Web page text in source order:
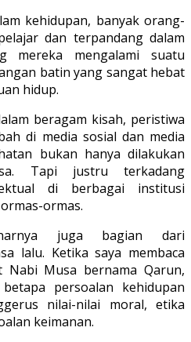
kehidupan, banyak orang-
dan terpandang dalam
mereka mengalami suatu
batin yang sangat hebat
hidup.
beragam kisah, peristiwa
di media sosial dan media
bukan hanya dilakukan
Tapi justru terkadang
di berbagai institusi
ormas.
juga bagian dari
lalu. Ketika saya membaca
Nabi Musa bernama Qarun,
persoalan kehidupan
nilai-nilai moral, etika
keimanan.